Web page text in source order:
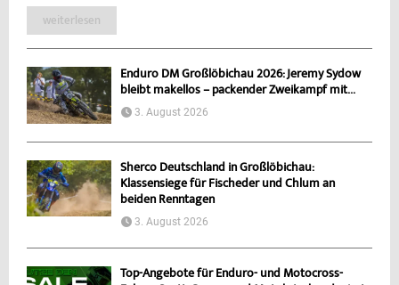
weiterlesen
Enduro DM Großlöbichau 2026: Jeremy Sydow
bleibt makellos – packender Zweikampf mit...
3. August 2026
Sherco Deutschland in Großlöbichau:
Klassensiege für Fischeder und Chlum an
beiden Renntagen
3. August 2026
Top-Angebote für Enduro- und Motocross-